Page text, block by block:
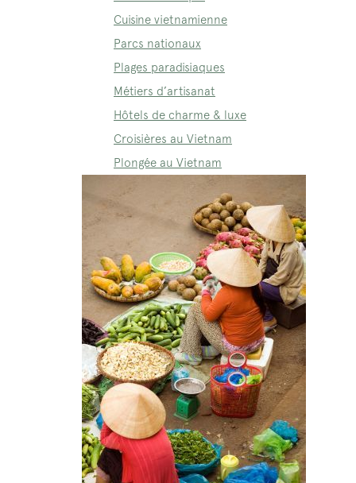
Cuisine vietnamienne
Parcs nationaux
Plages paradisiaques
Métiers d’artisanat
Hôtels de charme & luxe
Croisières au Vietnam
Plongée au Vietnam